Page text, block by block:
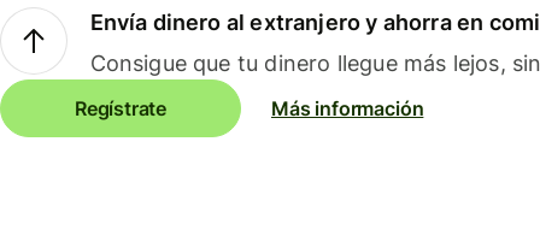
Envía dinero al extranjero y ahorra en
Consigue que tu dinero llegue más lejos,
Regístrate Más información